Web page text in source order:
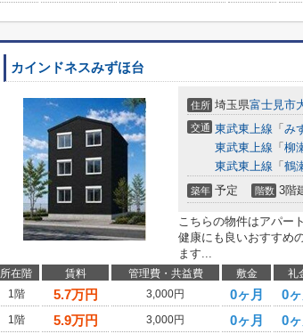
カインドネスみずほ台
住所 埼玉県富士見市
交通 東武東上線 「 み
東武東上線 「 柳
東武東上線 「 鶴
築年 予定 階数 3階
こちらの物件はアパー
健康にも良いおすすめ
ます...
所在階 賃料 管理費・共益費 敷金 礼
1階
5.7万円 3,000円 0ヶ月 0ヶ
1階
5.9万円 3,000円 0ヶ月 0ヶ